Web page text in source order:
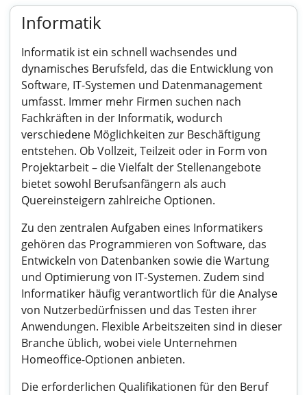
Informatik
Informatik ist ein schnell wachsendes und
dynamisches Berufsfeld, das die Entwicklung von
Software, IT-Systemen und Datenmanagement
umfasst. Immer mehr Firmen suchen nach
Fachkräften in der Informatik, wodurch
verschiedene Möglichkeiten zur Beschäftigung
entstehen. Ob Vollzeit, Teilzeit oder in Form von
Projektarbeit – die Vielfalt der Stellenangebote
bietet sowohl Berufsanfängern als auch
Quereinsteigern zahlreiche Optionen.
Zu den zentralen Aufgaben eines Informatikers
gehören das Programmieren von Software, das
Entwickeln von Datenbanken sowie die Wartung
und Optimierung von IT-Systemen. Zudem sind
Informatiker häufig verantwortlich für die Analyse
von Nutzerbedürfnissen und das Testen ihrer
Anwendungen. Flexible Arbeitszeiten sind in dieser
Branche üblich, wobei viele Unternehmen
Homeoffice-Optionen anbieten.
Die erforderlichen Qualifikationen für den Beruf